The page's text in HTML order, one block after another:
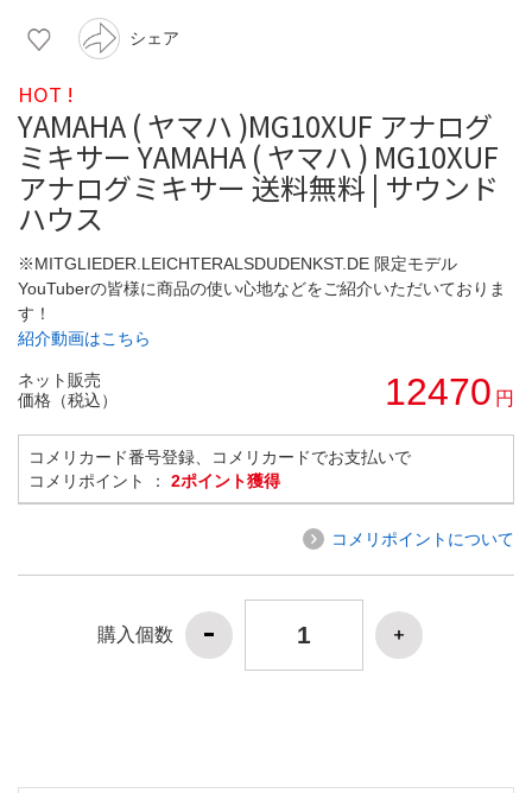
シェア
HOT !
YAMAHA ( ヤマハ )MG10XUF アナログ
ミキサー YAMAHA ( ヤマハ ) MG10XUF
アナログミキサー 送料無料 | サウンド
ハウス
※MITGLIEDER.LEICHTERALSDUDENKST.DE 限定モデル
YouTuberの皆様に商品の使い心地などをご紹介いただいておりま
す！
紹介動画はこちら
ネット販売
価格（税込）
12470 円
コメリカード番号登録、コメリカードでお支払いで
コメリポイント ： 2ポイント獲得
コメリポイントについて
購入個数